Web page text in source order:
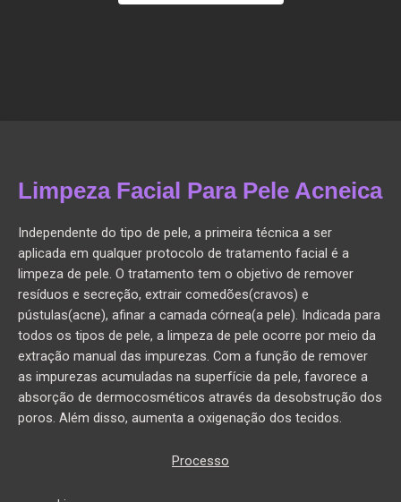
Limpeza Facial Para Pele Acneica
Independente do tipo de pele, a primeira técnica a ser
aplicada em qualquer protocolo de tratamento facial é a
limpeza de pele. O tratamento tem o objetivo de remover
resíduos e secreção, extrair comedões(cravos) e
pústulas(acne), afinar a camada córnea(a pele). Indicada para
todos os tipos de pele, a limpeza de pele ocorre por meio da
extração manual das impurezas. Com a função de remover
as impurezas acumuladas na superfície da pele, favorece a
absorção de dermocosméticos através da desobstrução dos
poros. Além disso, aumenta a oxigenação dos tecidos.
Processo